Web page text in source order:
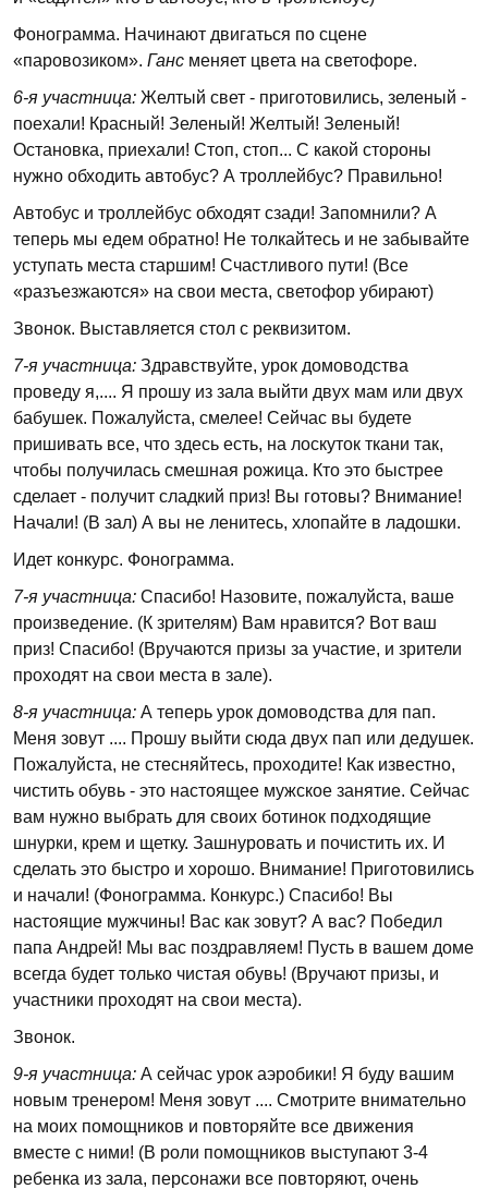
Фонограмма. Начинают двигаться по сцене
«паровозиком». Ганс меняет цвета на светофоре.
6-я участница: Желтый свет - приготовились, зеленый -
поехали! Красный! Зеленый! Желтый! Зеленый!
Остановка, приехали! Стоп, стоп... С какой стороны
нужно обходить автобус? А троллейбус? Правильно!
Автобус и троллейбус обходят сзади! Запомнили? А
теперь мы едем обратно! Не толкайтесь и не забывайте
уступать места старшим! Счастливого пути! (Все
«разъезжаются» на свои места, светофор убирают)
Звонок. Выставляется стол с реквизитом.
7-я участница: Здравствуйте, урок домоводства
проведу я,.... Я прошу из зала выйти двух мам или двух
бабушек. Пожалуйста, смелее! Сейчас вы будете
пришивать все, что здесь есть, на лоскуток ткани так,
чтобы получилась смешная рожица. Кто это быстрее
сделает - получит сладкий приз! Вы готовы? Внимание!
Начали! (В зал) А вы не ленитесь, хлопайте в ладошки.
Идет конкурс. Фонограмма.
7-я участница: Спасибо! Назовите, пожалуйста, ваше
произведение. (К зрителям) Вам нравится? Вот ваш
приз! Спасибо! (Вручаются призы за участие, и зрители
проходят на свои места в зале).
8-я участница: А теперь урок домоводства для пап.
Меня зовут .... Прошу выйти сюда двух пап или дедушек.
Пожалуйста, не стесняйтесь, проходите! Как известно,
чистить обувь - это настоящее мужское занятие. Сейчас
вам нужно выбрать для своих ботинок подходящие
шнурки, крем и щетку. Зашнуровать и почистить их. И
сделать это быстро и хорошо. Внимание! Приготовились
и начали! (Фонограмма. Конкурс.) Спасибо! Вы
настоящие мужчины! Вас как зовут? А вас? Победил
папа Андрей! Мы вас поздравляем! Пусть в вашем доме
всегда будет только чистая обувь! (Вручают призы, и
участники проходят на свои места).
Звонок.
9-я участница: А сейчас урок аэробики! Я буду вашим
новым тренером! Меня зовут .... Смотрите внимательно
на моих помощников и повторяйте все движения
вместе с ними! (В роли помощников выступают 3-4
ребенка из зала, персонажи все повторяют, очень